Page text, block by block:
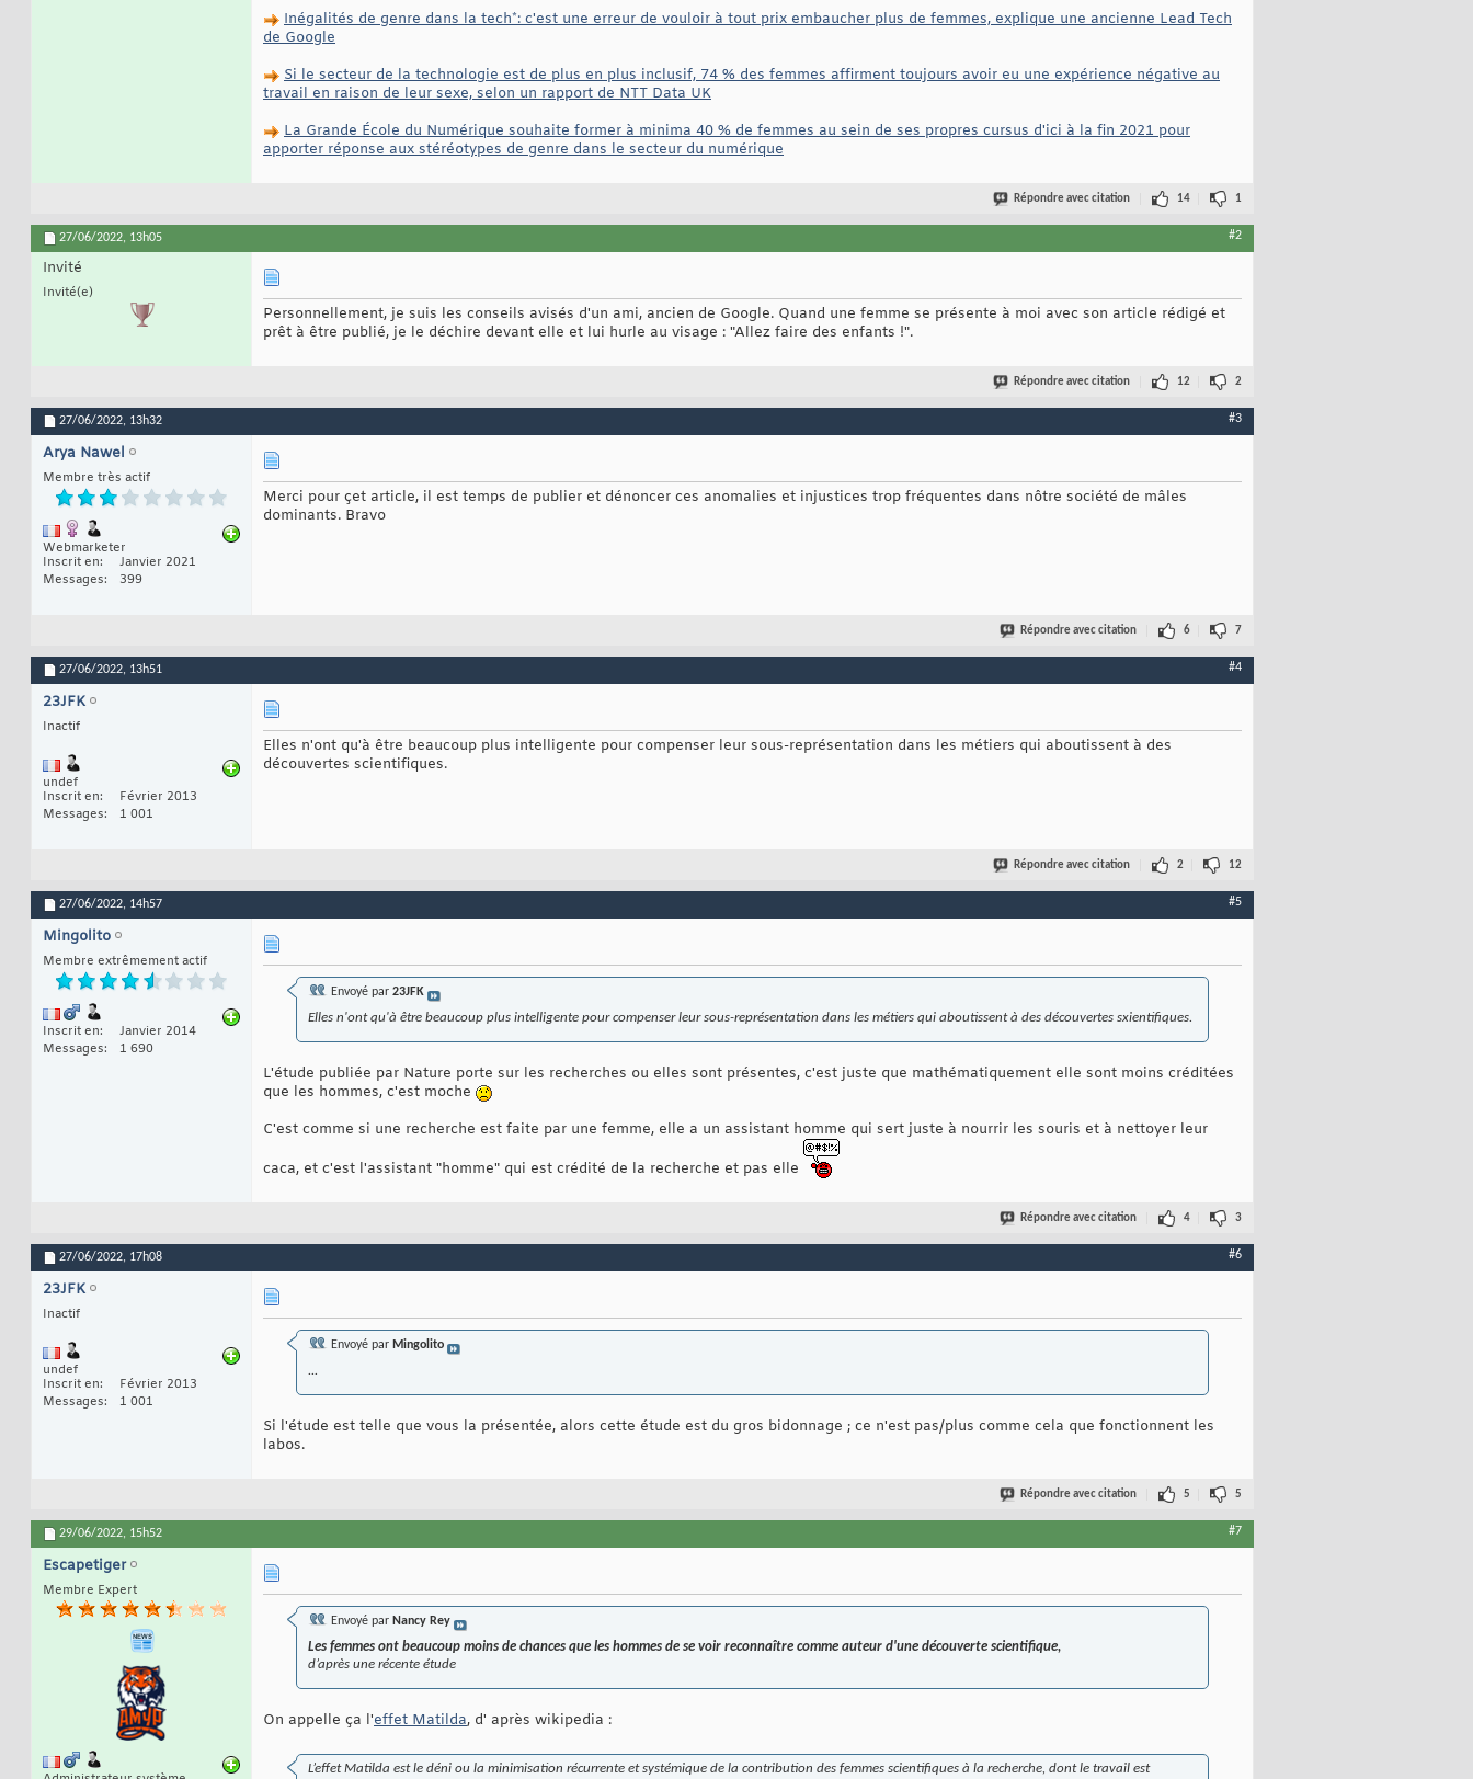
Inégalités de genre dans la tech*: c'est une erreur de vouloir à tout prix embaucher plus de femmes, explique une ancienne Lead Tech
de Google
Si le secteur de la technologie est de plus en plus inclusif, 74 % des femmes affirment toujours avoir eu une expérience négative au
travail en raison de leur sexe, selon un rapport de NTT Data UK
La Grande École du Numérique souhaite former à minima 40 % de femmes au sein de ses propres cursus d'ici à la fin 2021 pour
apporter réponse aux stéréotypes de genre dans le secteur du numérique
Répondre avec citation 14 1
27/06/2022, 13h05 #2
Invité
Invité(e)
Personnellement, je suis les conseils avisés d'un ami, ancien de Google. Quand une femme se présente à moi avec son article rédigé et
prêt à être publié, je le déchire devant elle et lui hurle au visage : "Allez faire des enfants !".
Répondre avec citation 12 2
27/06/2022, 13h32 #3
Arya Nawel
Membre très actif
Webmarketer
Inscrit en
Janvier 2021
Messages
399
Merci pour çet article, il est temps de publier et dénoncer ces anomalies et injustices trop fréquentes dans nôtre société de mâles
dominants. Bravo
Répondre avec citation 6 7
27/06/2022, 13h51 #4
23JFK
Inactif
undef
Inscrit en
Février 2013
Messages
1 001
Elles n'ont qu'à être beaucoup plus intelligente pour compenser leur sous-représentation dans les métiers qui aboutissent à des
découvertes scientifiques.
Répondre avec citation 2 12
27/06/2022, 14h57 #5
Mingolito
Membre extrêmement actif
Inscrit en
Janvier 2014
Messages
1 690
Envoyé par 23JFK
Elles n'ont qu'à être beaucoup plus intelligente pour compenser leur sous-représentation dans les métiers qui aboutissent à des découvertes sxientifiques.
L'étude publiée par Nature porte sur les recherches ou elles sont présentes, c'est juste que mathématiquement elle sont moins créditées
que les hommes, c'est moche
C'est comme si une recherche est faite par une femme, elle a un assistant homme qui sert juste à nourrir les souris et à nettoyer leur
caca, et c'est l'assistant "homme" qui est crédité de la recherche et pas elle
Répondre avec citation 4 3
27/06/2022, 17h08 #6
23JFK
Inactif
undef
Inscrit en
Février 2013
Messages
1 001
Envoyé par Mingolito
...
Si l'étude est telle que vous la présentée, alors cette étude est du gros bidonnage ; ce n'est pas/plus comme cela que fonctionnent les
labos.
Répondre avec citation 5 5
29/06/2022, 15h52 #7
Escapetiger
Membre Expert
Envoyé par Nancy Rey
Les femmes ont beaucoup moins de chances que les hommes de se voir reconnaître comme auteur d'une découverte scientifique,
d’après une récente étude
On appelle ça l'effet Matilda, d' après wikipedia :
L’effet Matilda est le déni ou la minimisation récurrente et systémique de la contribution des femmes scientifiques à la recherche, dont le travail est